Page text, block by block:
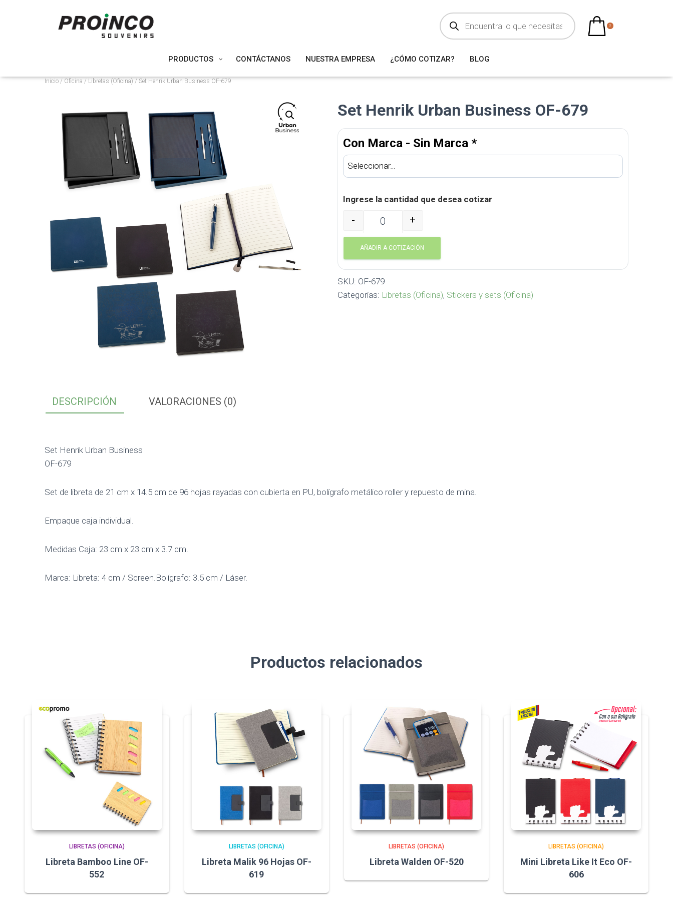
ú
q
a
d
t
o
0
PRODUCTOS CONTÁCTANOS NUESTRA EMPRESA ¿CÓMO COTIZAR? BLOG
Inicio/ Oficina / Libretas (Oficina) / Set Henrik Urban Business OF-679
Set Henrik Urban Business OF-679
Con Marca - Sin Marca *
Ingrese la cantidad que desea cotizar
Set Henrik Urban Business OF-679 cantidad
- +
AÑADIR A COTIZACIÓN
SKU: OF-679
Categorías: Libretas (Oficina), Stickers y sets (Oficina)
DESCRIPCIÓN VALORACIONES (0)
Set Henrik Urban Business
OF-679
Set de libreta de 21 cm x 14.5 cm de 96 hojas rayadas con cubierta en PU, bolígrafo metálico roller y repuesto de mina.
Empaque caja individual.
Medidas Caja: 23 cm x 23 cm x 3.7 cm.
Marca: Libreta: 4 cm / Screen.Bolígrafo: 3.5 cm / Láser.
Productos relacionados
LIBRETAS (OFICINA)
Libreta Bamboo Line OF-
552
LIBRETAS (OFICINA)
Libreta Malik 96 Hojas OF-
619
LIBRETAS (OFICINA)
Libreta Walden OF-520
LIBRETAS (OFICINA)
Mini Libreta Like It Eco OF-
606